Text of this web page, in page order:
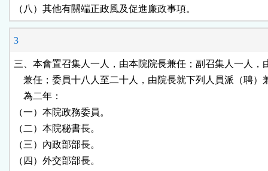
（八）其他有關端正政風及促進廉政事項。
3
三、本會置召集人一人，由本院院長兼任；副召集人一人，
兼任；委員十八人至二十人，由院長就下列人員派（聘）
    為二年：
（一）本院政務委員。
（二）本院秘書長。
（三）內政部部長。
（四）外交部部長。